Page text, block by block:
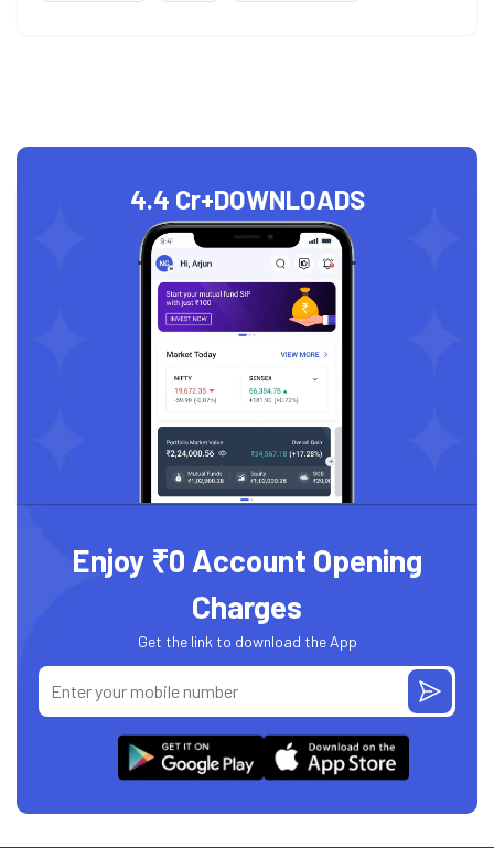
4.4 Cr+DOWNLOADS
Enjoy ₹0 Account Opening
Charges
Get the link to download the App